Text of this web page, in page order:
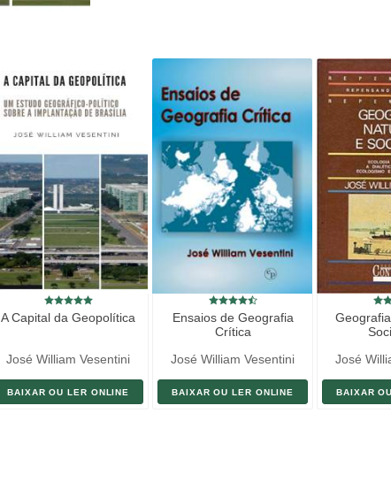
A Capital da Geopolítica
José William Vesentini
BAIXAR OU LER ONLINE
Ensaios de Geografia
Crítica
José William Vesentini
BAIXAR OU LER ONLINE
José
BAIXAR